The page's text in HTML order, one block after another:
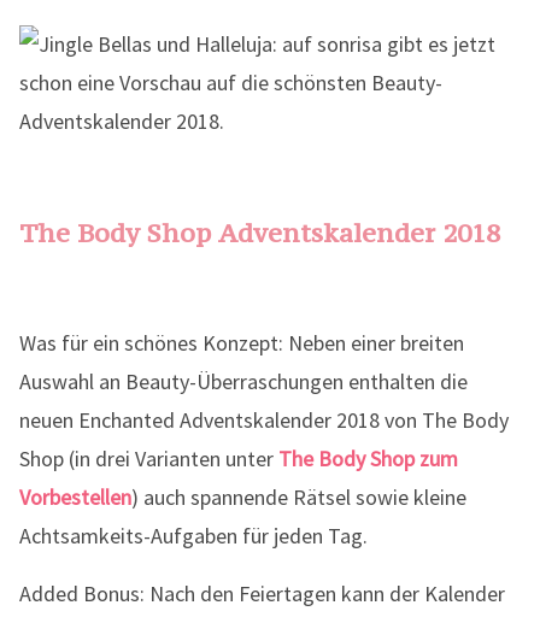
The Body Shop Adventskalender 2018
Was für ein schönes Konzept: Neben einer breiten
Auswahl an Beauty-Überraschungen enthalten die
neuen Enchanted Adventskalender 2018 von The Body
Shop (in drei Varianten unter The Body Shop zum
Vorbestellen) auch spannende Rätsel sowie kleine
Achtsamkeits-Aufgaben für jeden Tag.
Added Bonus: Nach den Feiertagen kann der Kalender